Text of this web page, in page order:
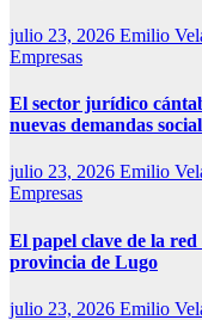
julio 23, 2026 Emilio
Empresas
El sector jurídico
nuevas demandas
julio 23, 2026 Emilio
Empresas
El papel clave de la
provincia de Lugo
julio 23, 2026 Emilio